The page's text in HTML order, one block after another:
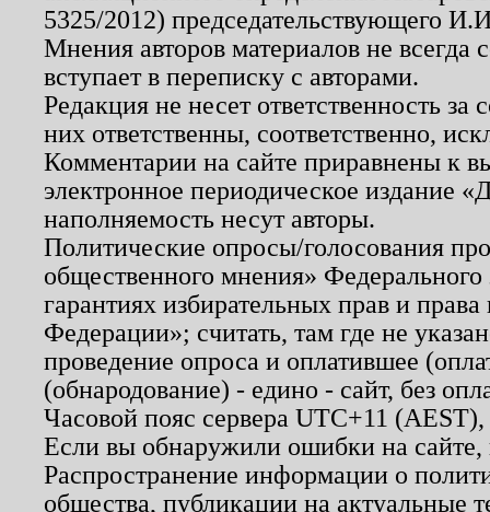
5325/2012) председательствующего
Мнения авторов материалов не
вступает в переписку с авторами.
Редакция не несет ответственность
них ответственны, соответственно,
Комментарии на сайте приравнены к
электронное периодическое издание
наполняемость несут авторы.
Политические опросы/голосования
общественного мнения»
гарантиях избирательных прав и
Федерации»; считать, там где не
проведение опроса и оплатившее
(обнародование) - едино - сайт, без
Часовой пояс сервера UTC+11
Если вы обнаружили ошибки на
Распространение информации о
общества, публикации на актуальные